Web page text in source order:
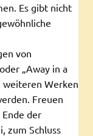
Es gibt nicht
von
„Away in a
weiteren Werken
Freuen
der
zum Schluss